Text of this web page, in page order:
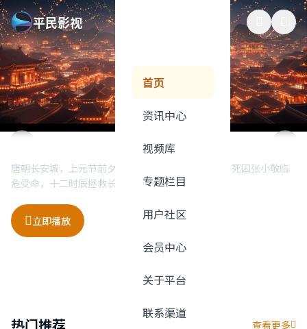
平民影视
首页
资讯中心
视频库
专题栏目
用户社区
会员中心
关于平台
联系渠道
星际穿越：未知的边界
人类面临生存危机，一支探险队穿越虫洞寻找新家园。诺兰执导科
幻巨制，震撼视觉体验。
立即播放
长安十二时辰
唐朝长安城，上元节前夕，一场惊天阴谋正在酝酿。死囚张小敬临
危受命，十二时辰拯救长安。
立即播放
深海探险：蓝色星球
跟随专业潜水团队深入马里亚纳海沟，探索地球上最神秘的深海世
界，发现前所未见的奇异生物。
立即播放
极速狂飙：东京漂移
地下赛车世界的巅峰对决，来自世界各地的顶级车手齐聚东京，在
霓虹闪烁的街头展开生死竞速。
立即播放
热门推荐 查看更多